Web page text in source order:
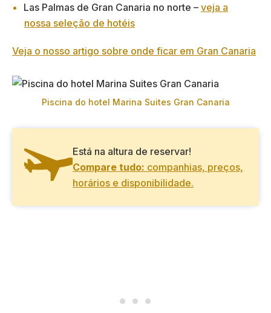
Las Palmas de Gran Canaria no norte – veja a
nossa seleção de hotéis
Veja o nosso artigo sobre onde ficar em Gran Canaria
Piscina do hotel Marina Suites Gran Canaria
Está na altura de reservar!
Compare tudo: companhias, preços,
horários e disponibilidade.